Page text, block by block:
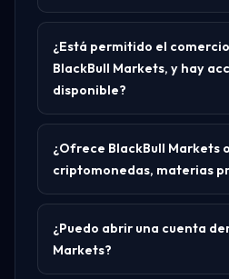
¿Está permitido el
BlackBull Markets, y hay
disponible?
¿Ofrece BlackBull Markets
criptomonedas, materias
¿Puedo abrir una cuenta
Markets?